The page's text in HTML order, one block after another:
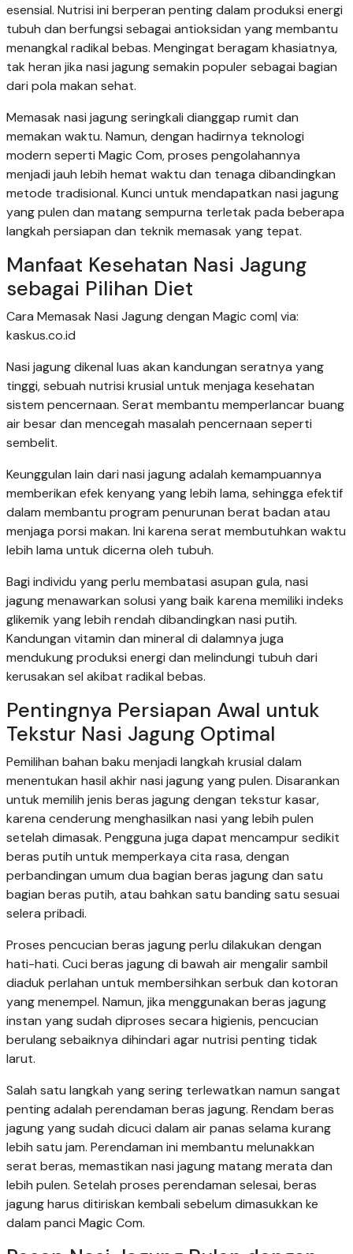
esensial. Nutrisi ini berperan penting dalam produksi energi
tubuh dan berfungsi sebagai antioksidan yang membantu
menangkal radikal bebas. Mengingat beragam khasiatnya,
tak heran jika nasi jagung semakin populer sebagai bagian
dari pola makan sehat.
Memasak nasi jagung seringkali dianggap rumit dan
memakan waktu. Namun, dengan hadirnya teknologi
modern seperti Magic Com, proses pengolahannya
menjadi jauh lebih hemat waktu dan tenaga dibandingkan
metode tradisional. Kunci untuk mendapatkan nasi jagung
yang pulen dan matang sempurna terletak pada beberapa
langkah persiapan dan teknik memasak yang tepat.
Manfaat Kesehatan Nasi Jagung
sebagai Pilihan Diet
Cara Memasak Nasi Jagung dengan Magic com| via:
kaskus.co.id
Nasi jagung dikenal luas akan kandungan seratnya yang
tinggi, sebuah nutrisi krusial untuk menjaga kesehatan
sistem pencernaan. Serat membantu memperlancar buang
air besar dan mencegah masalah pencernaan seperti
sembelit.
Keunggulan lain dari nasi jagung adalah kemampuannya
memberikan efek kenyang yang lebih lama, sehingga efektif
dalam membantu program penurunan berat badan atau
menjaga porsi makan. Ini karena serat membutuhkan waktu
lebih lama untuk dicerna oleh tubuh.
Bagi individu yang perlu membatasi asupan gula, nasi
jagung menawarkan solusi yang baik karena memiliki indeks
glikemik yang lebih rendah dibandingkan nasi putih.
Kandungan vitamin dan mineral di dalamnya juga
mendukung produksi energi dan melindungi tubuh dari
kerusakan sel akibat radikal bebas.
Pentingnya Persiapan Awal untuk
Tekstur Nasi Jagung Optimal
Pemilihan bahan baku menjadi langkah krusial dalam
menentukan hasil akhir nasi jagung yang pulen. Disarankan
untuk memilih jenis beras jagung dengan tekstur kasar,
karena cenderung menghasilkan nasi yang lebih pulen
setelah dimasak. Pengguna juga dapat mencampur sedikit
beras putih untuk memperkaya cita rasa, dengan
perbandingan umum dua bagian beras jagung dan satu
bagian beras putih, atau bahkan satu banding satu sesuai
selera pribadi.
Proses pencucian beras jagung perlu dilakukan dengan
hati-hati. Cuci beras jagung di bawah air mengalir sambil
diaduk perlahan untuk membersihkan serbuk dan kotoran
yang menempel. Namun, jika menggunakan beras jagung
instan yang sudah diproses secara higienis, pencucian
berulang sebaiknya dihindari agar nutrisi penting tidak
larut.
Salah satu langkah yang sering terlewatkan namun sangat
penting adalah perendaman beras jagung. Rendam beras
jagung yang sudah dicuci dalam air panas selama kurang
lebih satu jam. Perendaman ini membantu melunakkan
serat beras, memastikan nasi jagung matang merata dan
lebih pulen. Setelah proses perendaman selesai, beras
jagung harus ditiriskan kembali sebelum dimasukkan ke
dalam panci Magic Com.